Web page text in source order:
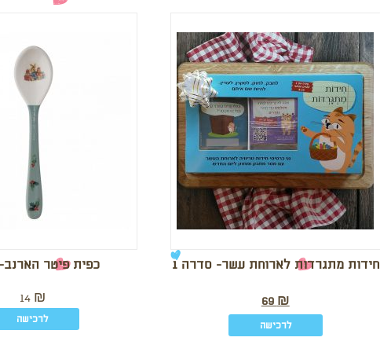
חידות מתגרדות לארוחת עשר- סדרה 1
69 ₪
לרכישה
כפית פיטר
14 ₪
לרכישה